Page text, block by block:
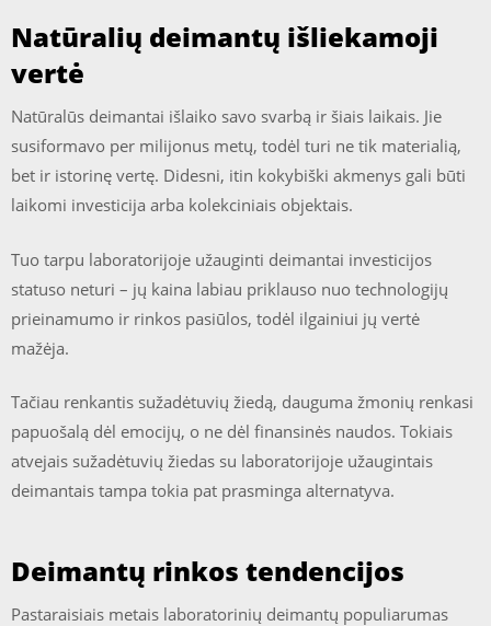
Natūralių deimantų išliekamoji
vertė
Natūralūs deimantai išlaiko savo svarbą ir šiais laikais. Jie
susiformavo per milijonus metų, todėl turi ne tik materialią,
bet ir istorinę vertę. Didesni, itin kokybiški akmenys gali būti
laikomi investicija arba kolekciniais objektais.
Tuo tarpu laboratorijoje užauginti deimantai investicijos
statuso neturi – jų kaina labiau priklauso nuo technologijų
prieinamumo ir rinkos pasiūlos, todėl ilgainiui jų vertė
mažėja.
Tačiau renkantis sužadėtuvių žiedą, dauguma žmonių renkasi
papuošalą dėl emocijų, o ne dėl finansinės naudos. Tokiais
atvejais sužadėtuvių žiedas su laboratorijoje užaugintais
deimantais tampa tokia pat prasminga alternatyva.
Deimantų rinkos tendencijos
Pastaraisiais metais laboratorinių deimantų populiarumas